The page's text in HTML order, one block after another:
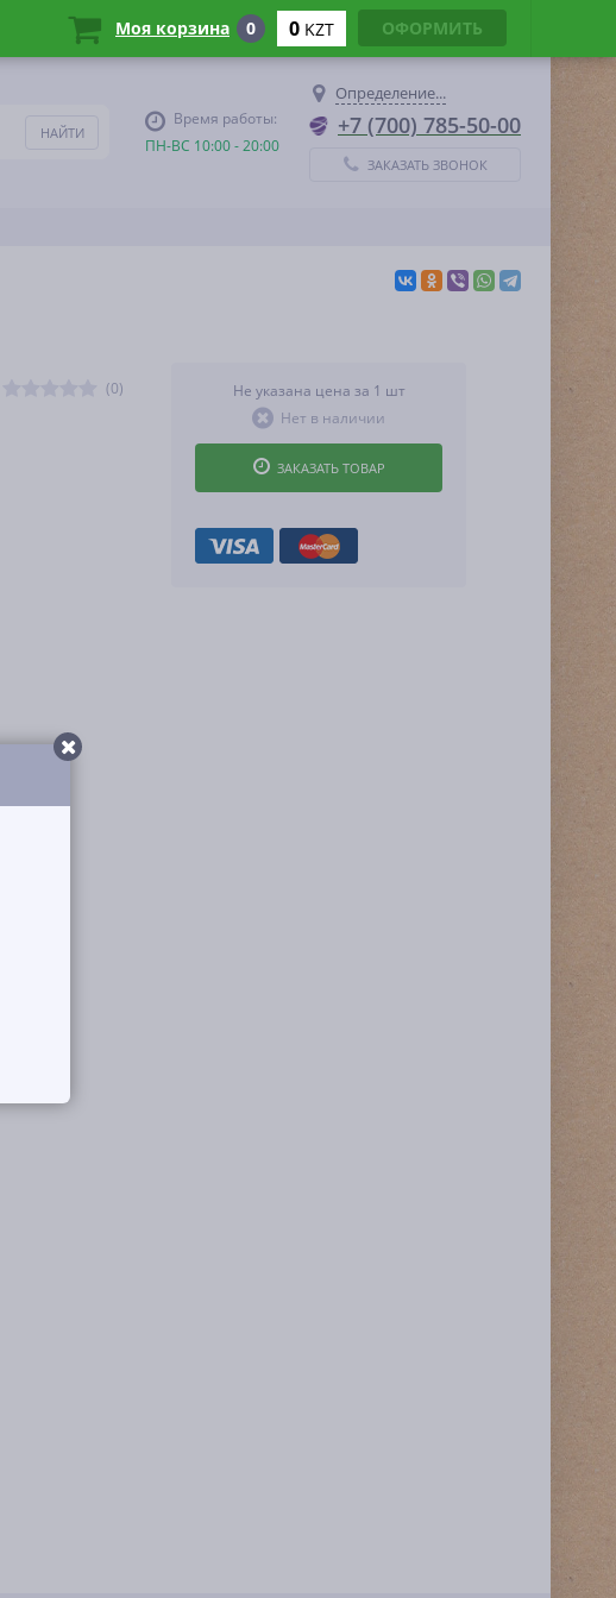
Время работы:
ПН-ВС 10:00 - 20:00
Определение...
+7 (700) 785-50-00
ЗАКАЗАТЬ ЗВОНОК
(0)
Не указана цена за 1 шт
Нет в наличии
ЗАКАЗАТЬ ТОВАР
Моя корзина 0 0 KZT ОФОРМИТЬ